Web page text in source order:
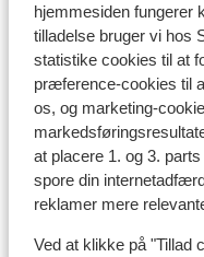
hjemmesiden fungerer
tilladelse bruger vi hos
statistike cookies til at
præference-cookies til
os, og marketing-
at placere 1. og 3.
spore din
reklamer mere
Ved at klikke på "Tillad
Hotel Ariston -
Hotel Eccher
Armon Greenblu
Hotel Caminetto